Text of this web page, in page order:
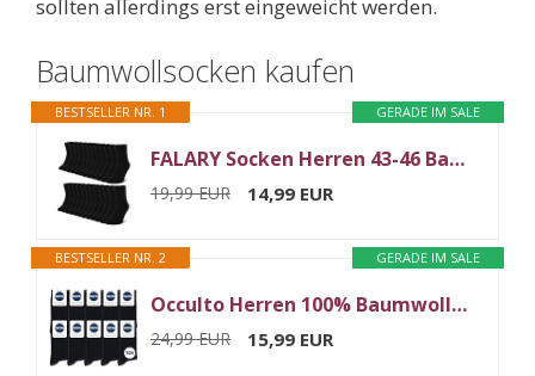
sollten allerdings erst eingeweicht werden.
Baumwollsocken kaufen
GERADE IM SALE
BESTSELLER NR. 1
FALARY Socken Herren 43-46 Baumwolle Schwarz Sportsocken Damen Herrensocken 12 Paar Sport Socks Atmungsaktive Business Socken
19,99 EUR 14,99 EUR
GERADE IM SALE
BESTSELLER NR. 2
Occulto Herren 100% Baumwolle Socken 10-20er Pack (Modell: Ingo) 43-46 10 Paar | Schwarz
24,99 EUR 15,99 EUR